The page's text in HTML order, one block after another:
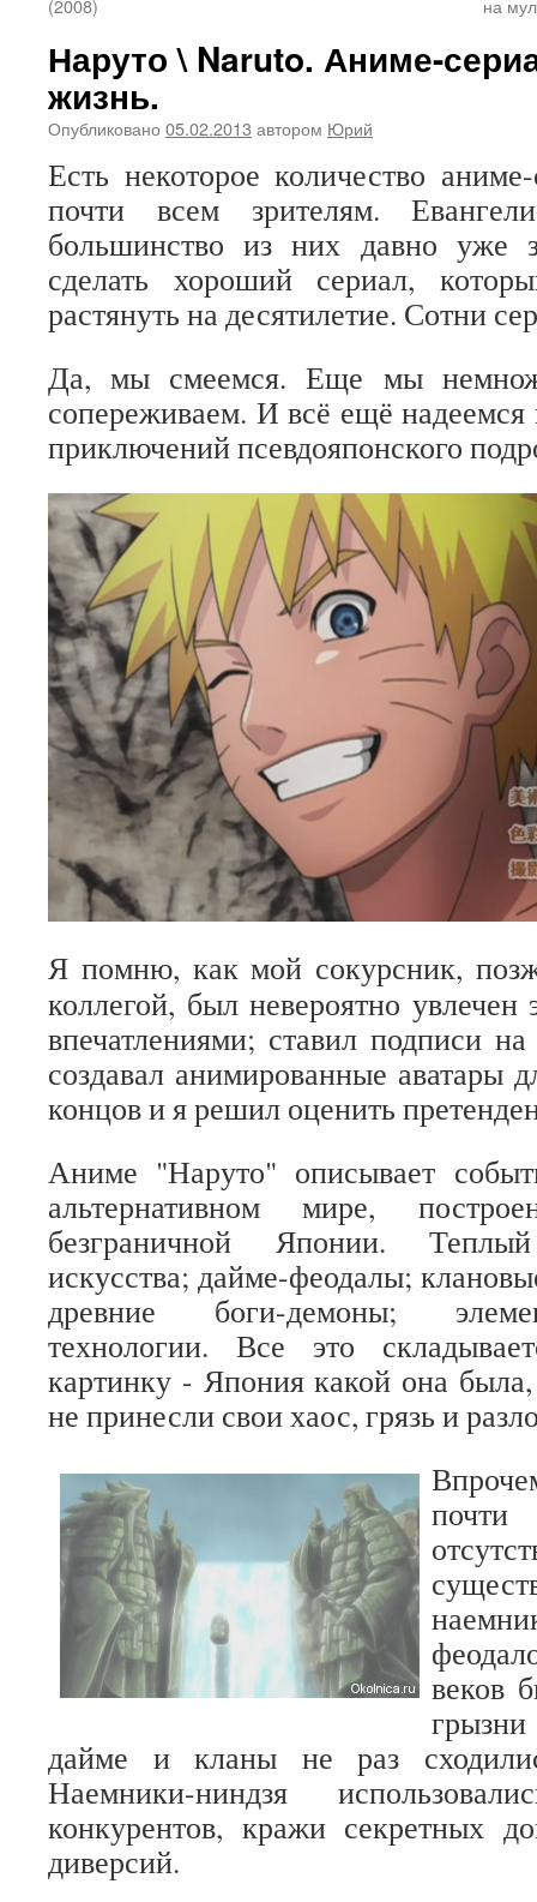
(2008)
на
Наруто \ Naruto. Аниме-
жизнь.
Опубликовано 05.02.2013 автором Юрий
Есть некоторое количество
почти всем зрителям.
большинство из них давно уже
сделать хороший сериал,
растянуть на десятилетие. Сотни
Да, мы смеемся. Еще мы
сопереживаем. И всё ещё надеемся
приключений псевдояпонского
Я помню, как мой сокурсник,
коллегой, был невероятно
впечатлениями; ставил подписи
создавал анимированные аватары
концов и я решил оценить
Аниме "Наруто" описывает
альтернативном мире,
безграничной Японии.
искусства; дайме-феодалы;
древние боги-демоны;
технологии. Все это
картинку - Япония какой она
не принесли свои хаос, грязь и
веков
дайме и кланы не раз
Наемники-ниндзя
конкурентов, кражи секретных
диверсий.